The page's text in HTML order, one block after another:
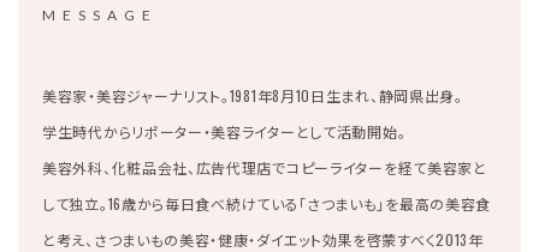
MESSAGE
美容家・美容ジャーナリスト。1981年8月10日生まれ、静岡県出身。
学生時代からリポーター・美容ライターとして活動開始。
美容外科、化粧品会社、広告代理店でコピーライターを経て美容家と
して独立。16歳から毎日食べ続けている「さつまいも」を最高の美容食
と考え、さつまいもの美容・健康・ダイエット効果を啓蒙すべく2013年